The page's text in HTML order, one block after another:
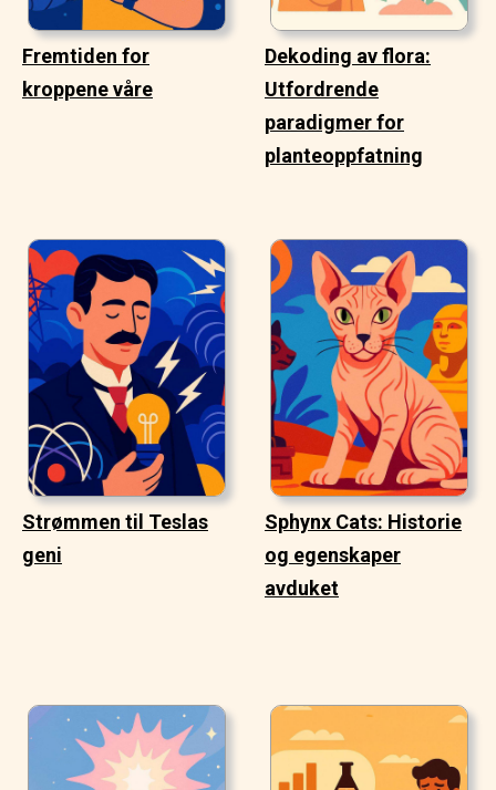
Fremtiden for
kroppene våre
Dekoding av flora:
Utfordrende
paradigmer for
planteoppfatning
Strømmen til Teslas
geni
Sphynx Cats: Historie
og egenskaper
avduket